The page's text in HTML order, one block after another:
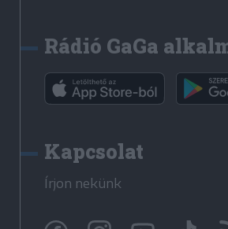
Rádió GaGa
Kapcsolat
Írjon nekünk